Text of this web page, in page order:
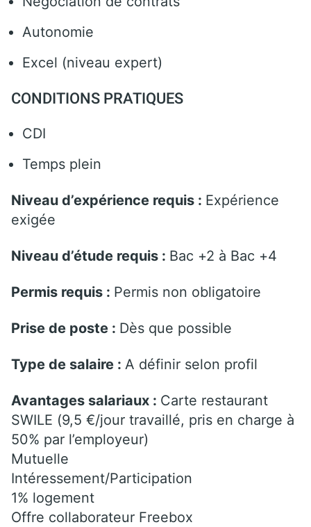
Autonomie
Excel (niveau expert)
CONDITIONS PRATIQUES
CDI
Temps plein
Niveau d’expérience requis : Expérience
exigée
Niveau d’étude requis : Bac +2 à Bac +4
Permis requis : Permis non obligatoire
Prise de poste : Dès que possible
Type de salaire : A définir selon profil
Avantages salariaux : Carte restaurant
SWILE (9,5 €/jour travaillé, pris en charge à
50% par l’employeur)
Mutuelle
Intéressement/Participation
1% logement
Offre collaborateur Freebox